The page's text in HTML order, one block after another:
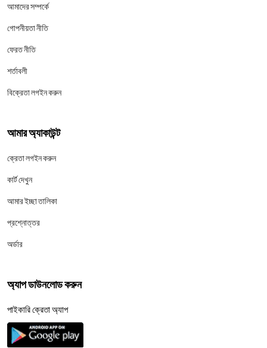
আমাদের সম্পর্কে
গোপনীয়তা নীতি
ফেরত নীতি
শর্তাবলী
বিক্রেতা লগইন করুন
আমার অ্যাকাউন্ট
ক্রেতা লগইন করুন
কার্ট দেখুন
আমার ইচ্ছা তালিকা
প্রশ্নোত্তর
অর্ডার
অ্যাপ ডাউনলোড করুন
পাইকারি ক্রেতা অ্যাপ